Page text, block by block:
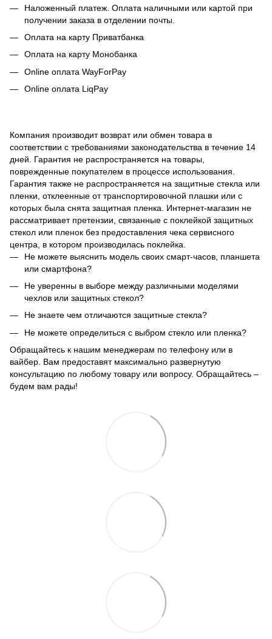
Наложенный платеж. Оплата наличными или картой при
получении заказа в отделении почты.
Оплата на карту Приватбанка
Оплата на карту Монобанка
Online оплата WayForPay
Online оплата LiqPay
Компания производит возврат или обмен товара в
соответствии с требованиями законодательства в течение 14
дней.
Гарантия не распространяется на товары,
поврежденные покупателем в процессе использования.
Гарантия также не распространяется на защитные стекла или
пленки, отклеенные от транспортировочной плашки или с
которых была снята защитная пленка.
Интернет-магазин не
рассматривает претензии, связанные с поклейкой защитных
стекол или пленок без предоставления чека сервисного
центра, в котором производилась поклейка.
Не можете выяснить модель своих смарт-часов, планшета
или смартфона?
Не уверенны в выборе между различными моделями
чехлов или защитных стекол?
Не знаете чем отличаются защитные стекла?
Не можете определиться с выбром стекло или пленка?
Обращайтесь к нашим менеджерам по телефону или в
вайбер. Вам предоставят максимально развернутую
консультацию по любому товару или вопросу. Обращайтесь –
будем вам рады!